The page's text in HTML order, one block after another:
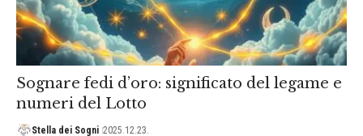
Sognare fedi d’oro: significato del legame e
numeri del Lotto
Stella dei Sogni 2025.12.23.